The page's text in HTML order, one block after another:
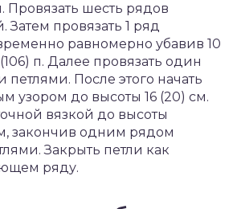
Провязать шесть рядов
Затем провязать 1 ряд
равномерно убавив 10
п. Далее провязать один
После этого начать
узором до высоты 16 (20) см.
вязкой до высоты
закончив одним рядом
Закрыть петли как
ряду.